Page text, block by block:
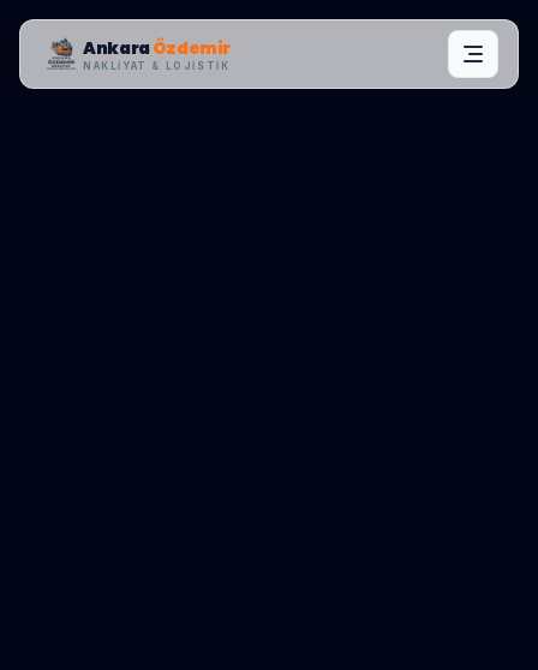
AnkaraÖzdemir
NAKLIYAT & LOJISTIK